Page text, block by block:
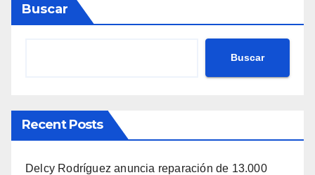
Buscar
Buscar
Recent Posts
Delcy Rodríguez anuncia reparación de 13.000